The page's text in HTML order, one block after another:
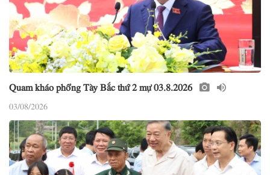
Quam kháo phổng Tày Bắc thứ 2 mự 03.8.2026
03/08/2026